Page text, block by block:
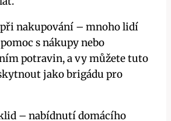
nakupování – mnoho lidí
s nákupy nebo
potravin, a vy můžete tuto
jako brigádu pro
– nabídnutí domácího